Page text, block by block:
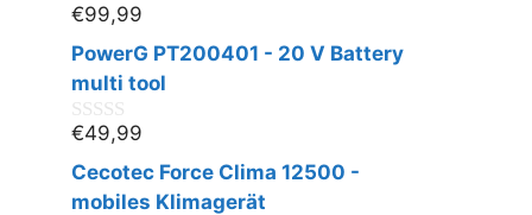
0
v
o
n
€99,99
PowerG PT200401 - 20 V Battery
multi tool
0
v
o
n
€49,99
Cecotec Force Clima 12500 -
mobiles Klimagerät